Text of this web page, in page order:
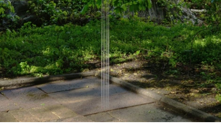
2018 | Ellinor Euler
2018 | Martin Binder
2017 | Kathrin Rabenort
2016 | Ariel Gout
2016 | Beat Brogle
2016 | Anne Katrin Stork
2015 | Anna Borgman